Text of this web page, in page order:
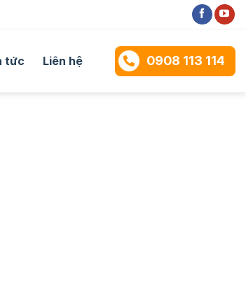
tức Liên hệ 0908 113 114